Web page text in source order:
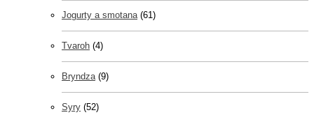
Jogurty a smotana (61)
Tvaroh (4)
Bryndza (9)
Syry (52)